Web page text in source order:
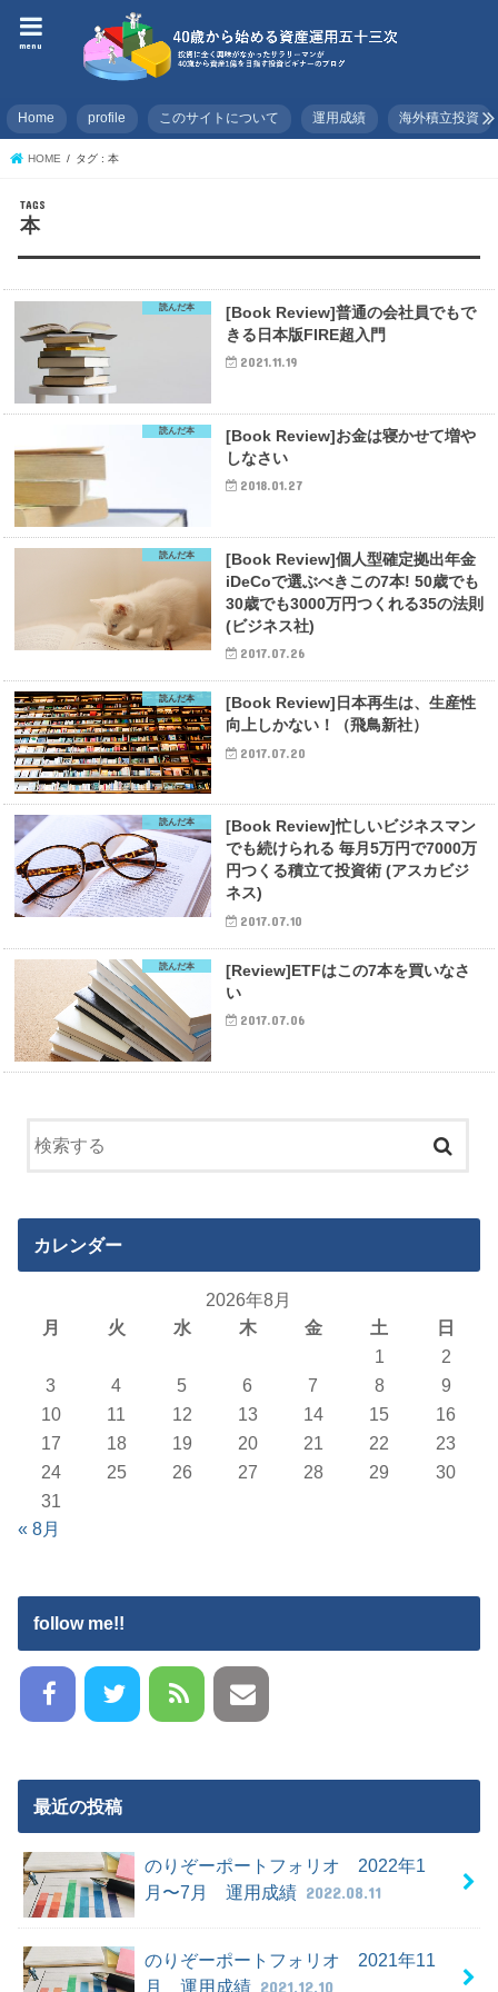
menu
Home profile このサイトについて 運用成績 海外積立投資
HOME タグ : 本
本
読んだ本
[Book Review]普通の会社員でもで
きる日本版FIRE超入門
2021.11.19
読んだ本
[Book Review]お金は寝かせて増や
しなさい
2018.01.27
読んだ本
[Book Review]個人型確定拠出年金
iDeCoで選ぶべきこの7本! 50歳でも
30歳でも3000万円つくれる35の法則
(ビジネス社)
2017.07.26
読んだ本
[Book Review]日本再生は、生産性
向上しかない！（飛鳥新社）
2017.07.20
読んだ本
[Book Review]忙しいビジネスマン
でも続けられる 毎月5万円で7000万
円つくる積立て投資術 (アスカビジ
ネス)
2017.07.10
読んだ本
[Review]ETFはこの7本を買いなさ
い
2017.07.06
カレンダー
2026年8月
月
火 水 木 金 土
日
1
2
3
4 5 6 7 8
9
10
11 12 13 14 15
16
17
18 19 20 21 22
23
24
25 26 27 28 29
30
31
« 8月
follow me!!
最近の投稿
のりぞーポートフォリオ 2022年1
月〜7月 運用成績 2022.08.11
のりぞーポートフォリオ 2021年11
月 運用成績 2021.12.10